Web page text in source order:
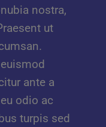
nostra,
ut
ante a
odio ac
turpis sed